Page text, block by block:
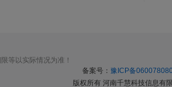
等以实际情况为准！
备案号： 豫ICP备
版权所有 河南千慧科技信息有